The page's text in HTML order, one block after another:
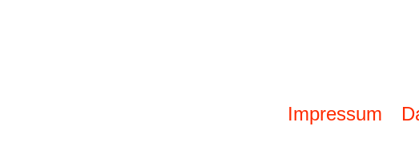
Impressum